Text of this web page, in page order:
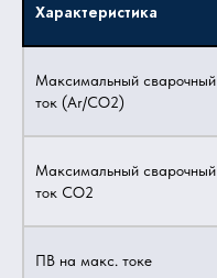
Характеристика
Максимальный сварочный
ток (Ar/CO2)
Максимальный сварочный
ток CO2
ПВ на макс. токе